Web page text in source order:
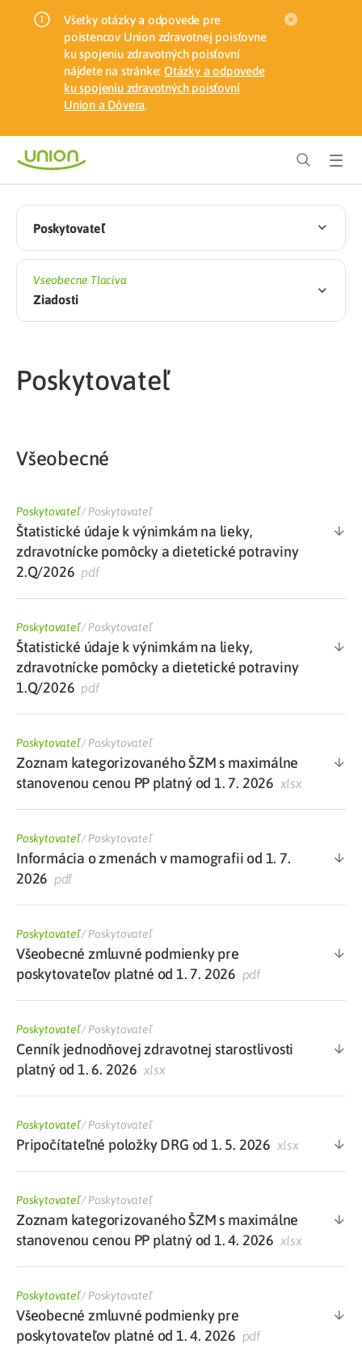
Všetky otázky a odpovede pre
poistencov Union zdravotnej poisťovne
ku spojeniu zdravotných poisťovní
nájdete na stránke: Otázky a odpovede
ku spojeniu zdravotných poisťovní
Union a Dôvera.
Poskytovateľ
Vseobecne Tlaciva
Ziadosti
Poskytovateľ
Všeobecné
Poskytovateľ/Poskytovateľ
Štatistické údaje k výnimkám na lieky,
zdravotnícke pomôcky a dietetické potraviny
2.Q/2026 pdf
Poskytovateľ/Poskytovateľ
Štatistické údaje k výnimkám na lieky,
zdravotnícke pomôcky a dietetické potraviny
1.Q/2026 pdf
Poskytovateľ/Poskytovateľ
Zoznam kategorizovaného ŠZM s maximálne
stanovenou cenou PP platný od 1. 7. 2026 xlsx
Poskytovateľ/Poskytovateľ
Informácia o zmenách v mamografii od 1. 7.
2026 pdf
Poskytovateľ/Poskytovateľ
Všeobecné zmluvné podmienky pre
poskytovateľov platné od 1. 7. 2026 pdf
Poskytovateľ/Poskytovateľ
Cenník jednodňovej zdravotnej starostlivosti
platný od 1. 6. 2026 xlsx
Poskytovateľ/Poskytovateľ
Pripočítateľné položky DRG od 1. 5. 2026 xlsx
Poskytovateľ/Poskytovateľ
Zoznam kategorizovaného ŠZM s maximálne
stanovenou cenou PP platný od 1. 4. 2026 xlsx
Poskytovateľ/Poskytovateľ
Všeobecné zmluvné podmienky pre
poskytovateľov platné od 1. 4. 2026 pdf